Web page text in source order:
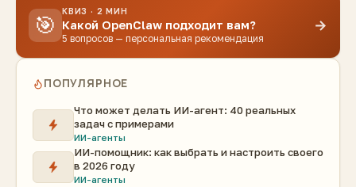
🎯
КВИЗ · 2 МИН
Какой OpenClaw подходит вам?
5 вопросов — персональная рекомендация
→
ПОПУЛЯРНОЕ
Что может делать ИИ-агент: 40 реальных
задач с примерами
ИИ-агенты
ИИ-помощник: как выбрать и настроить своего
в 2026 году
ИИ-агенты